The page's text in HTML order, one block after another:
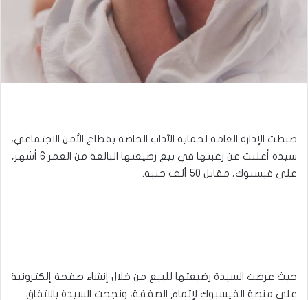
ضبطت الإدارة العامة لحماية الآداب الخاصة بقطاع الأمن الاجتماعي،
سيدة أعلنت عن رغبتها في بيع رضيعتها البالغة من العمر 6 أشهر،
على فيسبوك، مقابل 50 ألف جنيه.
حيث عرضت السيدة رضيعتها للبيع من خلال إنشاء صفحة إلكترونية
على منصة الفيسبوك لإتمام الصفقة، ونجحت السيدة بالاتفاق